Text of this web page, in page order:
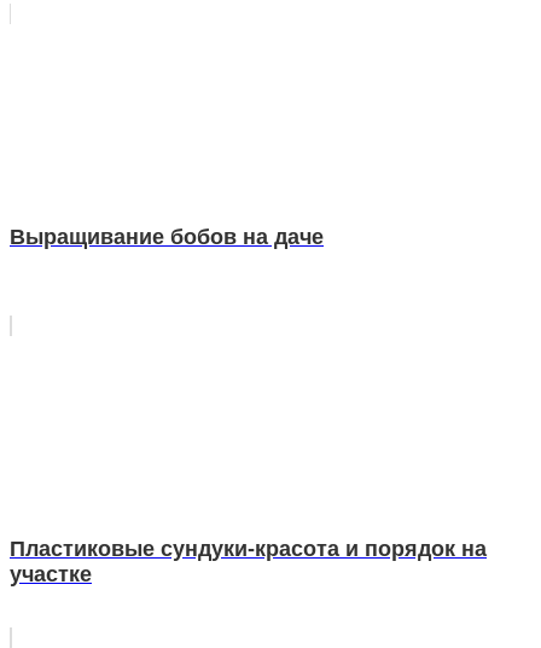
Выращивание бобов на даче
Пластиковые сундуки-красота и порядок на
участке